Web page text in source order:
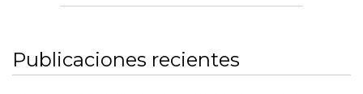
Publicaciones recientes